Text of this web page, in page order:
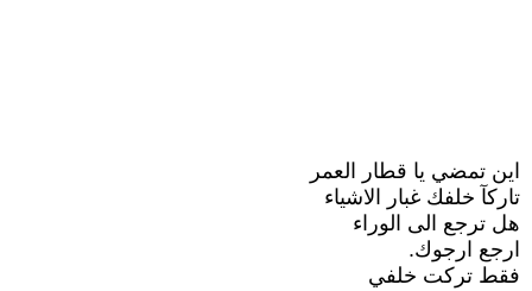
اين تمضي يا قطار العمر
تاركآ خلفك غبار الاشياء
هل ترجع الى الوراء
ارجع ارجوك.
فقط تركت خلفي